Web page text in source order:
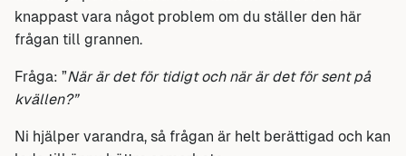
knappast vara något problem om du ställer den här
frågan till grannen.
Fråga: ”När är det för tidigt och när är det för sent på
kvällen?”
Ni hjälper varandra, så frågan är helt berättigad och kan